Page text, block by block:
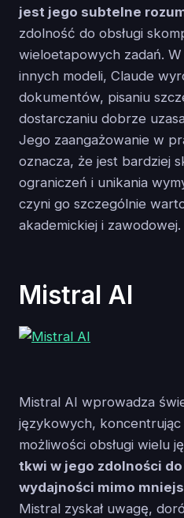
jest jego subtelne
zdolność do obsługi
wieloetapowych zadań.
innych modeli, Claude
dokumentów, pisaniu
dostarczaniu dobrze
Jego zaangażowanie w
oznacza, że jest bardziej
ograniczeń i unikania
czyni go szczególnie
akademickiej i zawodowej.
Mistral AI
Mistral AI wprowadza
językowych,
możliwości obsługi wielu
tkwi w jego zdolności
wydajności mimo
Mistral zyskał uwagę,